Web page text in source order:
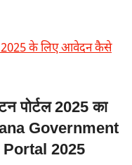
2025 के लिए आवेदन कैसे
पोर्टल 2025 का
Government
2025